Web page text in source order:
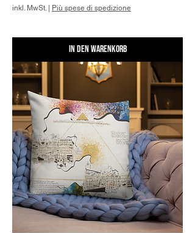
inkl. MwSt.| Più spese di spedizione
In den Warenkorb